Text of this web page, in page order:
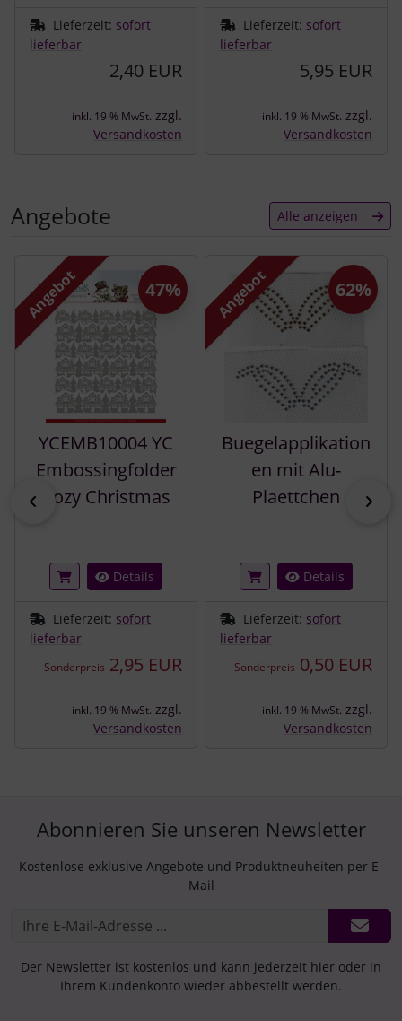
Lieferzeit: sofort
lieferbar
2,40 EUR
inkl. 19 % MwSt. zzgl.
Versandkosten
Lieferzeit: sofort
lieferbar
5,95 EUR
inkl. 19 % MwSt. zzgl.
Versandkosten
Angebote Alle anzeigen
Es folgt ein Produktslider - navigieren Sie mit der Tab-
zurück
Angebot
YCEMB10004 YC
Embossingfolder
Cozy Christmas
Details
Lieferzeit: sofort
lieferbar
Sonderpreis 2,95 EUR
47%
inkl. 19 % MwSt. zzgl.
Versandkosten
Angebot
Buegelapplikation
en mit Alu-
Plaettchen
Details
Lieferzeit: sofort
lieferbar
Sonderpreis 0,50 EUR
62%
inkl. 19 % MwSt. zzgl.
Versandkosten
Abonnieren Sie unseren Newsletter
Kostenlose exklusive Angebote und Produktneuheiten per E-
Mail
Der Newsletter ist kostenlos und kann jederzeit hier oder in
Ihrem Kundenkonto wieder abbestellt werden.